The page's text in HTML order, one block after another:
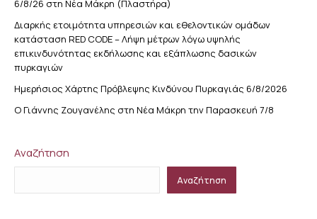
6/8/26 στη Νέα Μάκρη (Πλαστήρα)
Διαρκής ετοιμότητα υπηρεσιών και εθελοντικών ομάδων
κατάσταση RED CODE – Λήψη μέτρων λόγω υψηλής
επικινδυνότητας εκδήλωσης και εξάπλωσης δασικών
πυρκαγιών
Ημερήσιος Χάρτης Πρόβλεψης Κινδύνου Πυρκαγιάς 6/8/2026
Ο Γιάννης Ζουγανέλης στη Νέα Μάκρη την Παρασκευή 7/8
Αναζήτηση
Αναζήτηση